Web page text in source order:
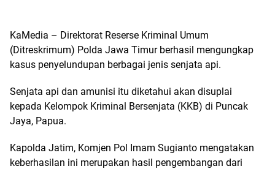
KaMedia – Direktorat Reserse Kriminal Umum
(Ditreskrimum) Polda Jawa Timur berhasil mengungkap
kasus penyelundupan berbagai jenis senjata api.
Senjata api dan amunisi itu diketahui akan disuplai
kepada Kelompok Kriminal Bersenjata (KKB) di Puncak
Jaya, Papua.
Kapolda Jatim, Komjen Pol Imam Sugianto mengatakan
keberhasilan ini merupakan hasil pengembangan dari